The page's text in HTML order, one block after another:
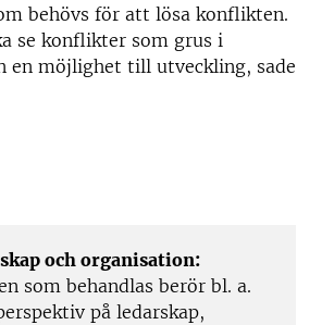
behövs för att lösa konflikten.
se konflikter som grus i
en möjlighet till utveckling, sade
och organisation:
som behandlas berör bl. a.
på ledarskap,